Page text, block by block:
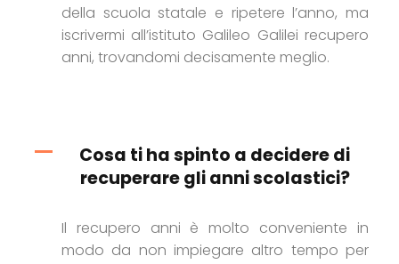
della scuola statale e ripetere l’anno, ma
iscrivermi all’istituto Galileo Galilei recupero
anni, trovandomi decisamente meglio.
Cosa ti ha spinto a decidere di
recuperare gli anni scolastici?
Il recupero anni è molto conveniente in
modo da non impiegare altro tempo per